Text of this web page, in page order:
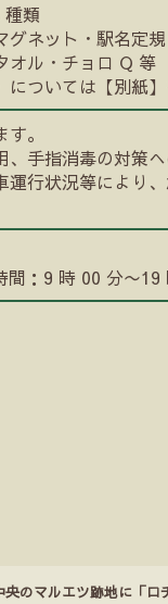
類
グネット・駅名定規
オル・チョロ Q 等
ついては【別紙】
。
手指消毒の対策
運行状況等により
：9 時 00 分〜19
央のマルエツ跡地に「